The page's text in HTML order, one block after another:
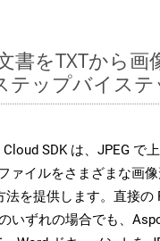
書をTXTから画
テップバイステ
SDK は、JPEG で
ァイルをさまざまな画
を提供します。直接の
いずれの場合でも、